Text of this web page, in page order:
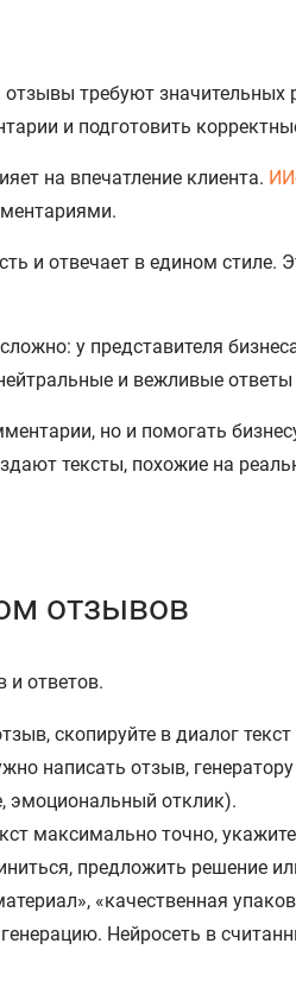
требуют
и подготовить
на впечатление клиента.
и отвечает в едином
у представителя
и вежливые
но и помогать
тексты, похожие на
отзывов
и ответов.
скопируйте в диалог
написать отзыв,
эмоциональный отклик).
максимально точно,
предложить решение
«качественная
Нейросеть в